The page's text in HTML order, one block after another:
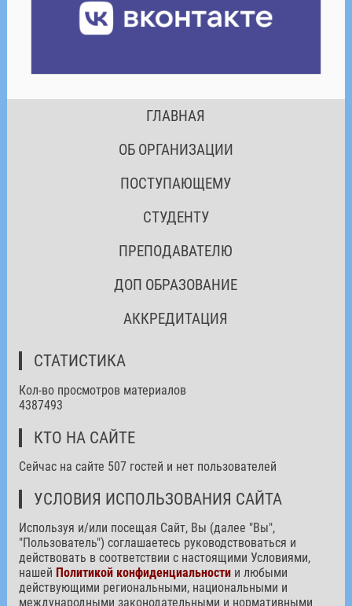
ГЛАВНАЯ
ОБ ОРГАНИЗАЦИИ
ПОСТУПАЮЩЕМУ
СТУДЕНТУ
ПРЕПОДАВАТЕЛЮ
ДОП ОБРАЗОВАНИЕ
АККРЕДИТАЦИЯ
СТАТИСТИКА
Кол-во просмотров материалов
4387493
КТО НА САЙТЕ
Сейчас на сайте 507 гостей и нет пользователей
УСЛОВИЯ ИСПОЛЬЗОВАНИЯ САЙТА
Используя и/или посещая Сайт, Вы (далее "Вы",
"Пользователь") соглашаетесь руководствоваться и
действовать в соответствии с настоящими Условиями,
нашей Политикой конфиденциальностии любыми
действующими региональными, национальными и
международными законодательными и нормативными